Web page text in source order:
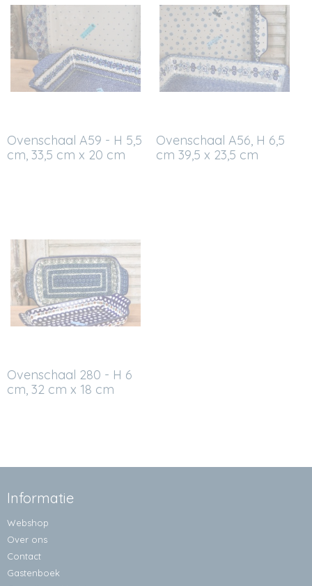
Ovenschaal A59 - H 5,5
cm, 33,5 cm x 20 cm
Ovenschaal A56, H 6,5
cm 39,5 x 23,5 cm
Ovenschaal 280 - H 6
cm, 32 cm x 18 cm
Informatie
Webshop
Over ons
Contact
Gastenboek